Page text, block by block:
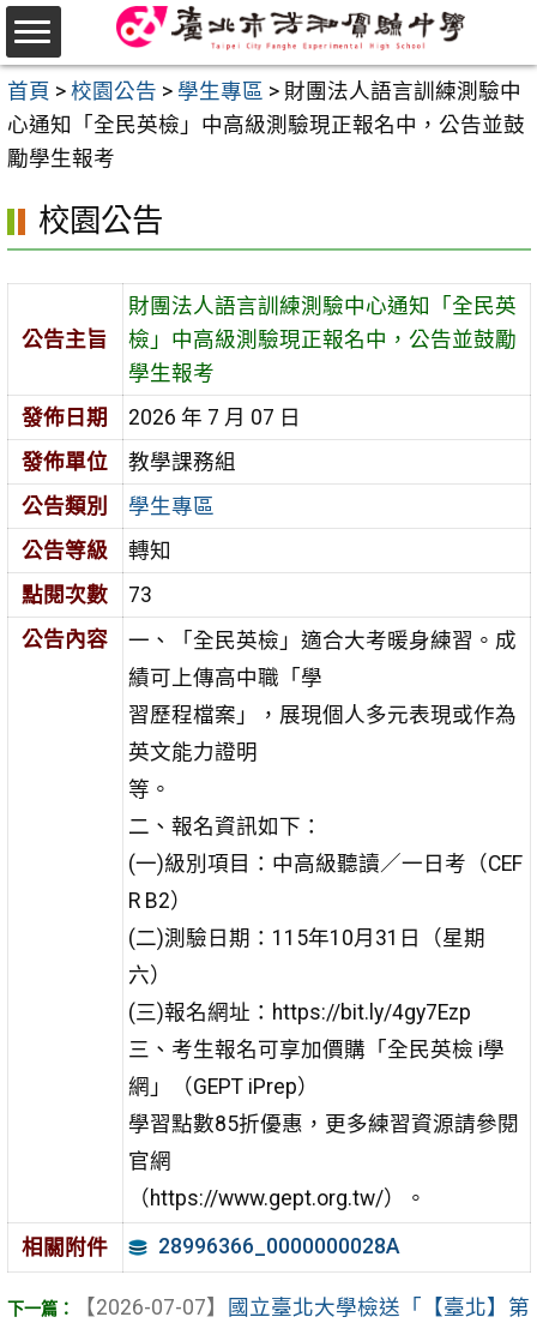
跳
至
主
要
內
首頁 > 校園公告 > 學生專區 > 財團法人語言訓練測驗中
心通知「全民英檢」中高級測驗現正報名中，公告並鼓
勵學生報考
校園公告
公告主旨
財團法人語言訓練測驗中心通知「全民英
檢」中高級測驗現正報名中，公告並鼓勵
學生報考
發佈日期
2026 年 7 月 07 日
發佈單位
教學課務組
公告類別
學生專區
公告等級
轉知
點閱次數
73
公告內容
一、「全民英檢」適合大考暖身練習。成
績可上傳高中職「學
習歷程檔案」，展現個人多元表現或作為
英文能力證明
等。
二、報名資訊如下：
(一)級別項目：中高級聽讀／一日考（CEF
R B2）
(二)測驗日期：115年10月31日（星期
六）
(三)報名網址：https://bit.ly/4gy7Ezp
三、考生報名可享加價購「全民英檢 i學
網」（GEPT iPrep）
學習點數85折優惠，更多練習資源請參閱
官網
（https://www.gept.org.tw/）。
相關附件 28996366_0000000028A
【2026-07-07】
國立臺北大學檢送「【臺北】第
選
單